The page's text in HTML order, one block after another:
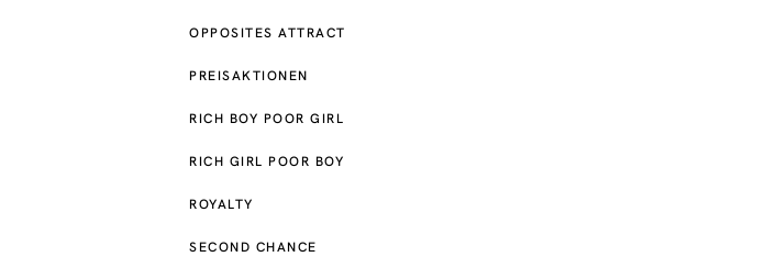
OPPOSITES ATTRACT
PREISAKTIONEN
RICH BOY POOR GIRL
RICH GIRL POOR BOY
ROYALTY
SECOND CHANCE